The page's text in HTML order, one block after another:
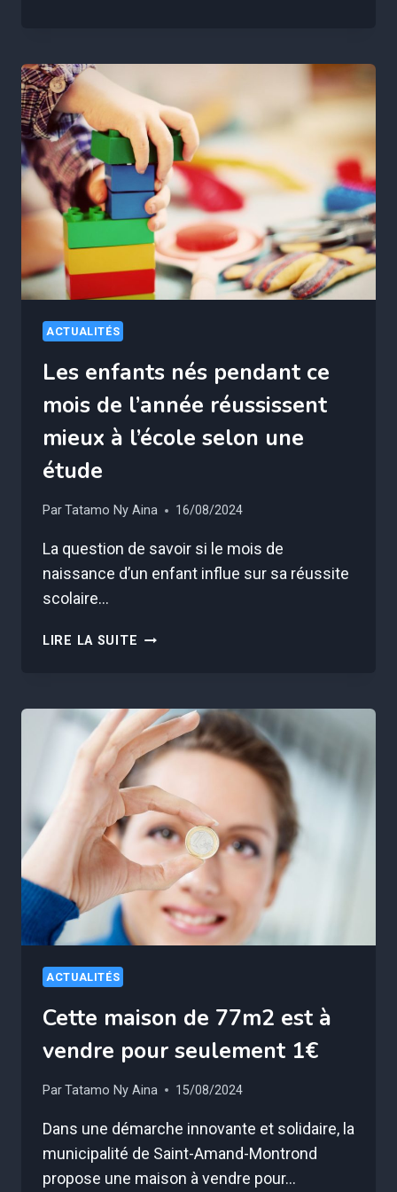
PAYS
AU
MONDE
!
ACTUALITÉS
Les enfants nés pendant ce
mois de l’année réussissent
mieux à l’école selon une
étude
ParTatamo Ny Aina 16/08/2024
La question de savoir si le mois de
naissance d’un enfant influe sur sa réussite
scolaire…
LIRE LA SUITE LES
CE
MOIS
DE
RÉUSSISSENT
MIEUX
À
L’ÉCOLE
SELON
UNE
ÉTUDE
ACTUALITÉS
Cette maison de 77m2 est à
vendre pour seulement 1€
ParTatamo Ny Aina 15/08/2024
Dans une démarche innovante et solidaire, la
municipalité de Saint-Amand-Montrond
propose une maison à vendre pour…